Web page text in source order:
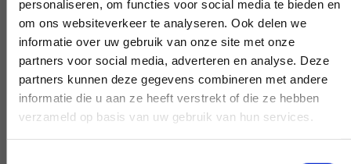
personaliseren, om functies voor social media te bieden en
om ons websiteverkeer te analyseren. Ook delen we
informatie over uw gebruik van onze site met onze
partners voor social media, adverteren en analyse. Deze
partners kunnen deze gegevens combineren met andere
informatie die u aan ze heeft verstrekt of die ze hebben
verzameld op basis van uw gebruik van hun services.
Frühe und späte Verfügbarkeit
Benötigen Sie unsere Hilfe außerhalb des